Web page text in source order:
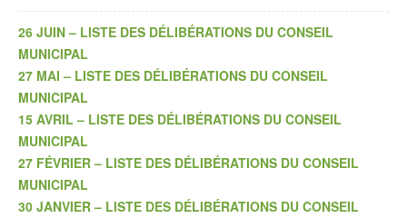
26 JUIN – LISTE DES DÉLIBÉRATIONS DU CONSEIL
MUNICIPAL
27 MAI – LISTE DES DÉLIBÉRATIONS DU CONSEIL
MUNICIPAL
15 AVRIL – LISTE DES DÉLIBÉRATIONS DU CONSEIL
MUNICIPAL
27 FÉVRIER – LISTE DES DÉLIBÉRATIONS DU CONSEIL
MUNICIPAL
30 JANVIER – LISTE DES DÉLIBÉRATIONS DU CONSEIL